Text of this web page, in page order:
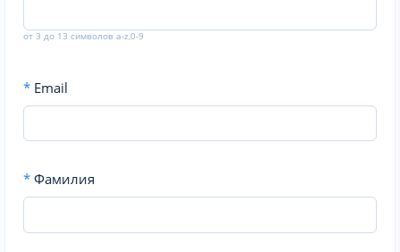
от 3 до 13 символов a-z,0-9
* Email
* Фамилия